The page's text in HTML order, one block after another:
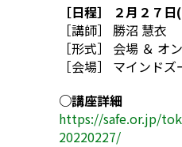
［日程］ ２月２７
［講師］ 勝沼 慧衣
［形式］ 会場 ＆ オ
［会場］ マインド
○講座詳細
https://safe.or.jp/
20220227/